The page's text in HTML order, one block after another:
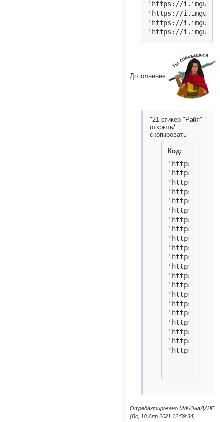
'https://
'https://
'https://
Дополнение
"21 стикер "Райя"
открыть/
скопировать
Код:
'https://
'https://
'https://
'https://
'https://
'https://
'https://
'https://
'https://
'https://
'https://
'https://
'https://
'https://
'https://
'https://
'https://
'https://
'https://
'https://
'https://
Отредактировано МАЧОнаДАЧЕ
(Вс, 18 Апр 2021 12:59:34)